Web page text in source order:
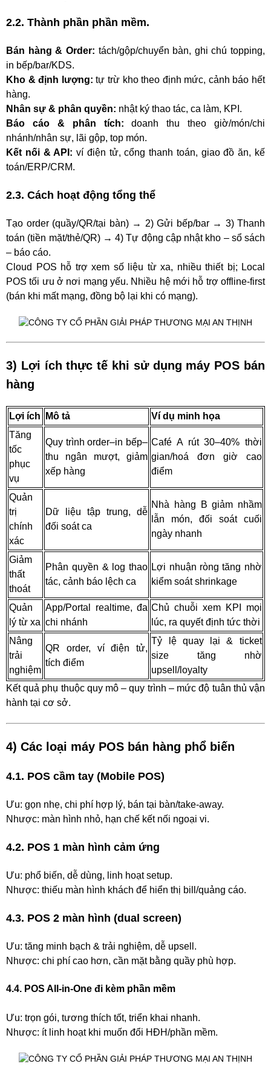
2.2. Thành phần phần mềm.
Bán hàng & Order: tách/gộp/chuyển bàn, ghi chú topping,
in bếp/bar/KDS.
Kho & định lượng: tự trừ kho theo định mức, cảnh báo hết
hàng.
Nhân sự & phân quyền: nhật ký thao tác, ca làm, KPI.
Báo cáo & phân tích:doanh thu theo giờ/món/chi
nhánh/nhân sự, lãi gộp, top món.
Kết nối & API: ví điện tử, cổng thanh toán, giao đồ ăn, kế
toán/ERP/CRM.
2.3. Cách hoạt động tổng thể
Tạo order (quầy/QR/tại bàn) → 2) Gửi bếp/bar → 3) Thanh
toán (tiền mặt/thẻ/QR) → 4) Tự động cập nhật kho – sổ sách
– báo cáo.
Cloud POS hỗ trợ xem số liệu từ xa, nhiều thiết bị; Local
POS tối ưu ở nơi mạng yếu. Nhiều hệ mới hỗ trợ offline-first
(bán khi mất mạng, đồng bộ lại khi có mạng).
3) Lợi ích thực tế khi sử dụng máy POS bán
hàng
Lợi ích Mô tả
Ví dụ minh họa
Tăng
tốc
phục
vụ
Quy trình order–in bếp–
thu ngân mượt, giảm
xếp hàng
Café A rút 30–40% thời
gian/hoá đơn giờ cao
điểm
Quản
trị
chính
xác
Dữ liệu tập trung, dễ
đối soát ca
Nhà hàng B giảm nhầm
lẫn món, đối soát cuối
ngày nhanh
Giảm
thất
thoát
Phân quyền & log thao
tác, cảnh báo lệch ca
Lợi nhuận ròng tăng nhờ
kiểm soát shrinkage
Quản
lý từ xa
App/Portal realtime, đa
chi nhánh
Chủ chuỗi xem KPI mọi
lúc, ra quyết định tức thời
Nâng
trải
nghiệm
QR order, ví điện tử,
tích điểm
Tỷ lệ quay lại & ticket
size tăng nhờ
upsell/loyalty
Kết quả phụ thuộc quy mô – quy trình – mức độ tuân thủ vận
hành tại cơ sở.
4) Các loại máy POS bán hàng phổ biến
4.1. POS cầm tay (Mobile POS)
Ưu: gọn nhẹ, chi phí hợp lý, bán tại bàn/take-away.
Nhược: màn hình nhỏ, hạn chế kết nối ngoại vi.
4.2. POS 1 màn hình cảm ứng
Ưu: phổ biến, dễ dùng, linh hoạt setup.
Nhược: thiếu màn hình khách để hiển thị bill/quảng cáo.
4.3. POS 2 màn hình (dual screen)
Ưu: tăng minh bạch & trải nghiệm, dễ upsell.
Nhược: chi phí cao hơn, cần mặt bằng quầy phù hợp.
4.4. POS All-in-One đi kèm phần mềm
Ưu: trọn gói, tương thích tốt, triển khai nhanh.
Nhược: ít linh hoạt khi muốn đổi HĐH/phần mềm.